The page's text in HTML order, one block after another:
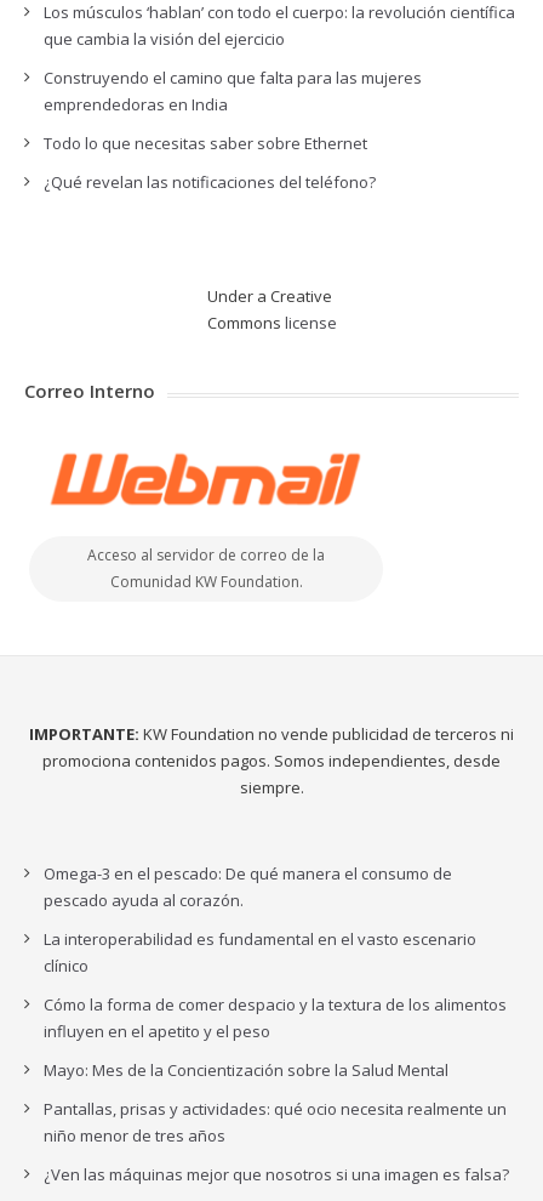
Los músculos ‘hablan’ con todo el cuerpo: la revolución científica
que cambia la visión del ejercicio
Construyendo el camino que falta para las mujeres
emprendedoras en India
Todo lo que necesitas saber sobre Ethernet
¿Qué revelan las notificaciones del teléfono?
Under a Creative
Commons license
Correo Interno
Acceso al servidor de correo de la
Comunidad KW Foundation.
IMPORTANTE: KW Foundation no vende publicidad de terceros ni
promociona contenidos pagos. Somos independientes, desde
siempre.
Omega-3 en el pescado: De qué manera el consumo de
pescado ayuda al corazón.
La interoperabilidad es fundamental en el vasto escenario
clínico
Cómo la forma de comer despacio y la textura de los alimentos
influyen en el apetito y el peso
Mayo: Mes de la Concientización sobre la Salud Mental
Pantallas, prisas y actividades: qué ocio necesita realmente un
niño menor de tres años
¿Ven las máquinas mejor que nosotros si una imagen es falsa?